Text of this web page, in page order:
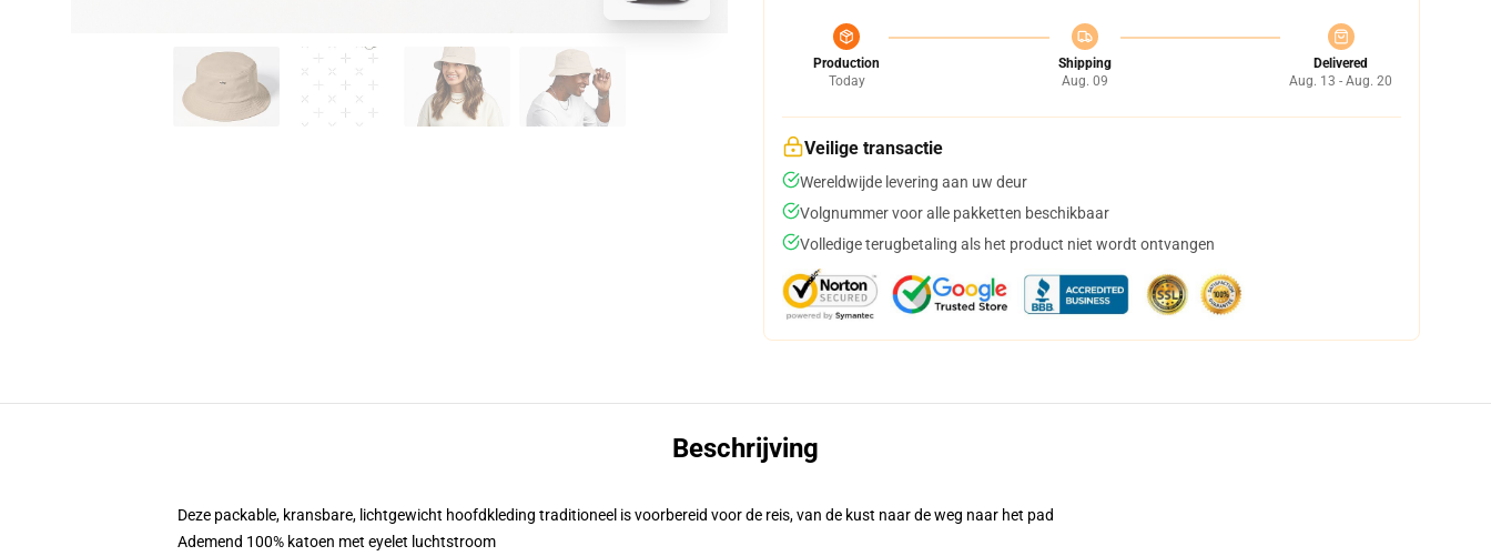
Production
Today
Shipping
Aug. 09
Delivered
Aug. 13 - Aug. 20
Veilige transactie
Wereldwijde levering aan uw deur
Volgnummer voor alle pakketten beschikbaar
Volledige terugbetaling als het product niet wordt ontvangen
Beschrijving
Deze packable, kransbare, lichtgewicht hoofdkleding traditioneel is voorbereid voor de reis, van de kust naar de weg naar het pad
Ademend 100% katoen met eyelet luchtstroom